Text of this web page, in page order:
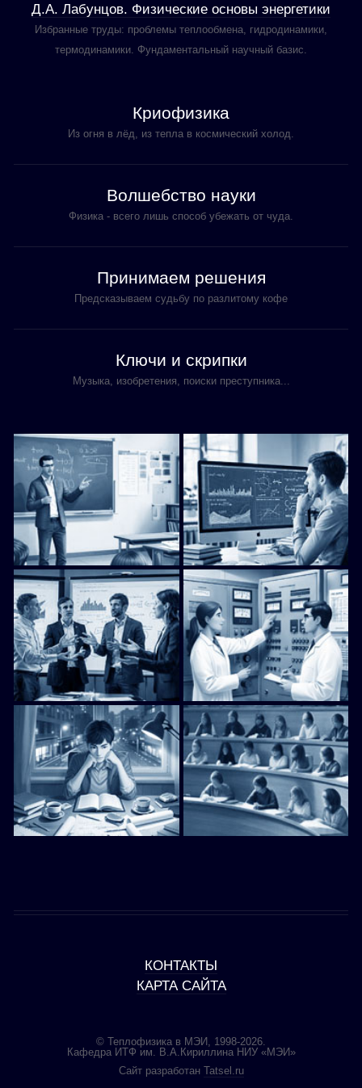
Д.А. Лабунцов. Физические основы энергетики
Избранные труды: проблемы теплообмена, гидродинамики,
термодинамики. Фундаментальный научный базис.
Криофизика
Из огня в лёд, из тепла в космический холод.
Волшебство науки
Физика - всего лишь способ убежать от чуда.
Принимаем решения
Предсказываем судьбу по разлитому кофе
Ключи и скрипки
Музыка, изобретения, поиски преступника...
КОНТАКТЫ
КАРТА САЙТА
© Теплофизика в МЭИ, 1998-2026.
Кафедра ИТФ им. В.А.Кириллина НИУ «МЭИ»
Сайт разработан Tatsel.ru